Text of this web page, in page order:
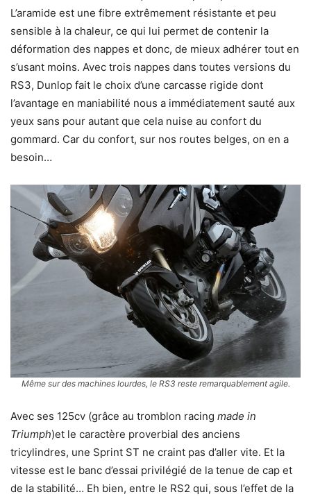
L’aramide est une fibre extrêmement résistante et peu
sensible à la chaleur, ce qui lui permet de contenir la
déformation des nappes et donc, de mieux adhérer tout en
s’usant moins. Avec trois nappes dans toutes versions du
RS3, Dunlop fait le choix d’une carcasse rigide dont
l’avantage en maniabilité nous a immédiatement sauté aux
yeux sans pour autant que cela nuise au confort du
gommard. Car du confort, sur nos routes belges, on en a
besoin…
Même sur des machines lourdes, le RS3 reste remarquablement agile.
Avec ses 125cv (grâce au tromblon racing made in
Triumph)et le caractère proverbial des anciens
tricylindres, une Sprint ST ne craint pas d’aller vite. Et la
vitesse est le banc d’essai privilégié de la tenue de cap et
de la stabilité… Eh bien, entre le RS2 qui, sous l’effet de la